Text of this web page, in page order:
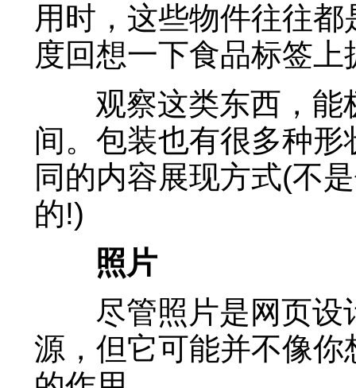
用时，这些物件往往
度回想一下食品标签
观察这类东西，能
间。包装也有很多种
同的内容展现方式(不
的!)
照片
尽管照片是网页设
源，但它可能并不像